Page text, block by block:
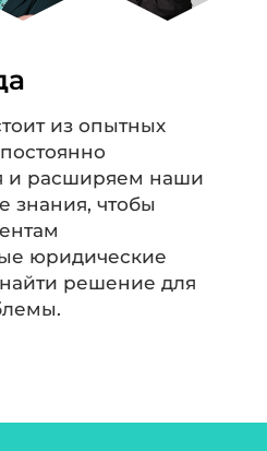
из опытных
и расширяем наши
знания, чтобы
юридические
решение для